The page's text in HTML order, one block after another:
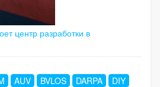
центр разработки в
AUV BVLOS DARPA
DIY